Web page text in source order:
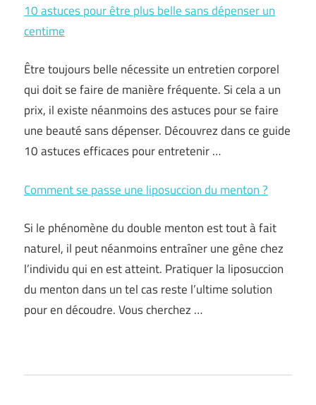
10 astuces pour être plus belle sans dépenser un
centime
Être toujours belle nécessite un entretien corporel
qui doit se faire de manière fréquente. Si cela a un
prix, il existe néanmoins des astuces pour se faire
une beauté sans dépenser. Découvrez dans ce guide
10 astuces efficaces pour entretenir …
Comment se passe une liposuccion du menton ?
Si le phénomène du double menton est tout à fait
naturel, il peut néanmoins entraîner une gêne chez
l’individu qui en est atteint. Pratiquer la liposuccion
du menton dans un tel cas reste l’ultime solution
pour en découdre. Vous cherchez …